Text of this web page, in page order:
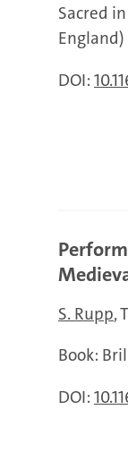
Sacred
England)
DOI:
S. Rupp
Book:
DOI: